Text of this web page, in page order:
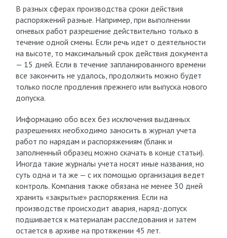
В разных сферах производства сроки действия
распоряжений разные. Например, при выполнении
огневых работ разрешение действительно только в
течение одной смены. Если речь идет о деятельности
на высоте, то максимальный срок действия документа
— 15 дней. Если в течение запланированного времени
все закончить не удалось, продолжить можно будет
только после продления прежнего или выпуска нового
допуска.
Информацию обо всех без исключения выданных
разрешениях необходимо заносить в журнал учета
работ по нарядам и распоряжениям (бланк и
заполненный образец можно скачать в конце статьи).
Иногда такие журналы учета носят иные названия, но
суть одна и та же — с их помощью организация ведет
контроль. Компания также обязана не менее 30 дней
хранить «закрытые» распоряжения. Если на
производстве происходит авария, наряд-допуск
подшивается к материалам расследования и затем
остается в архиве на протяжении 45 лет.